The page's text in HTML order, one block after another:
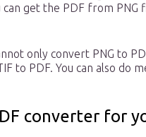
get the PDF from PNG
only convert PNG to
to PDF. You can also do
converter for